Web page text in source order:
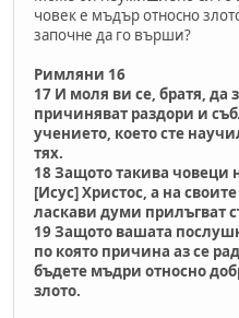
човек е мъдър относно
започне да го върши?
Римляни 16
17 И моля ви се, братя, да
причиняват раздори и
учението, което сте
тях.
18 Защото такива човеци
[Исус] Христос, а на
ласкави думи прилъгват
19 Защото вашата
по която причина аз се
бъдете мъдри относно
злото.